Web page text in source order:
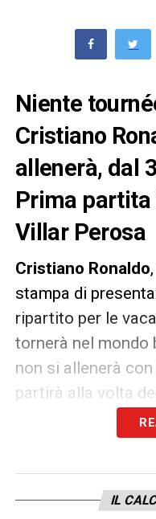
Niente
Cristiano
allenerà, dal
Prima partita
Villar Perosa
Cristiano Ronaldo
stampa di
ripartito per le
tornerà nel mondo
non si allenerà
partirà alla volta
estiva. I
contro la MLS All
sfidando, fra le
IL